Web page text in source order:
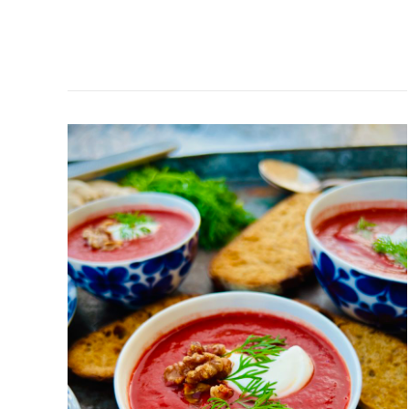
RÖDBETSSOPPA
MED
INGEFÄRA,
ROSTADE
VALNÖTTER
&
DILL